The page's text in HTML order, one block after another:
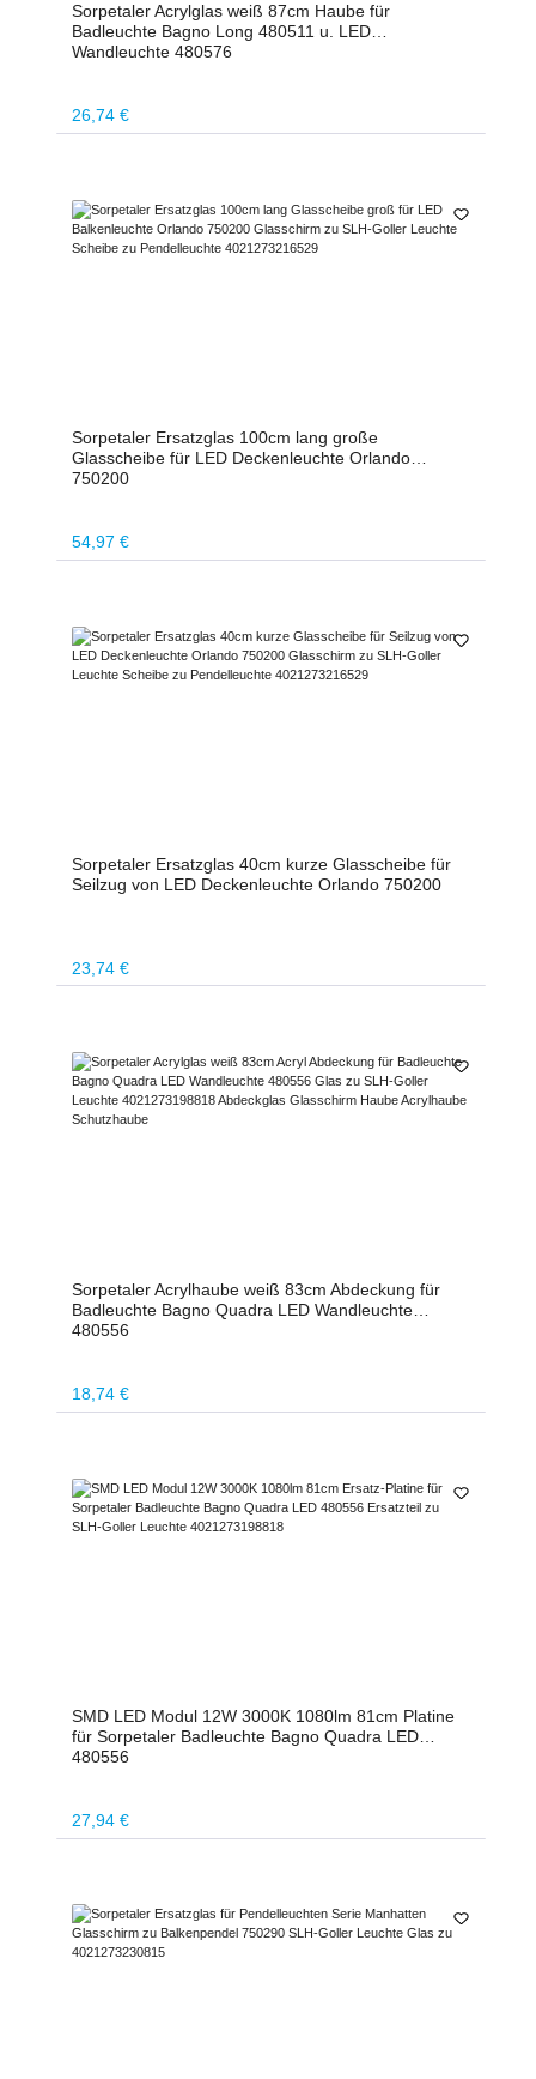
Sorpetaler Acrylglas weiß 87cm Haube für
Badleuchte Bagno Long 480511 u. LED
Wandleuchte 480576
Regulärer Preis:
26,74 €
Sorpetaler Ersatzglas 100cm lang große
Glasscheibe für LED Deckenleuchte Orlando
750200
Regulärer Preis:
54,97 €
Sorpetaler Ersatzglas 40cm kurze Glasscheibe für
Seilzug von LED Deckenleuchte Orlando 750200
Regulärer Preis:
23,74 €
Sorpetaler Acrylhaube weiß 83cm Abdeckung für
Badleuchte Bagno Quadra LED Wandleuchte
480556
Regulärer Preis:
18,74 €
SMD LED Modul 12W 3000K 1080lm 81cm Platine
für Sorpetaler Badleuchte Bagno Quadra LED
480556
Regulärer Preis:
27,94 €